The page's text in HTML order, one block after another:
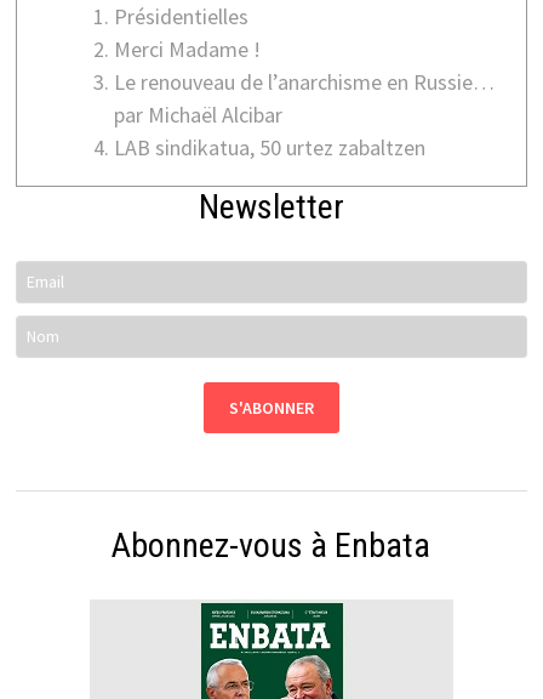
Présidentielles
Merci Madame !
Le renouveau de l’anarchisme en Russie…
par Michaël Alcibar
LAB sindikatua, 50 urtez zabaltzen
Newsletter
Abonnez-vous à Enbata